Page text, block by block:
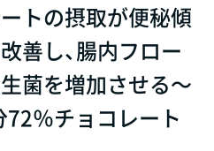
トの摂取が便秘傾
善し、腸内フロー
菌を増加させる～
％チョコレート